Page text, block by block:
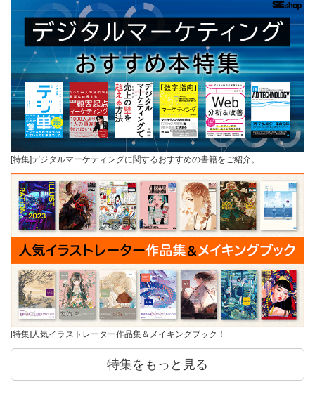
[特集]デジタルマーケティングに関するおすすめの書籍をご紹介。
[特集]人気イラストレーター作品集＆メイキングブック！
特集をもっと見る